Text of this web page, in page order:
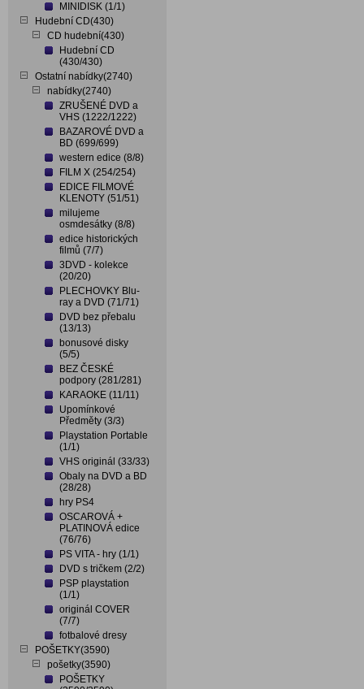
MINIDISK (1/1)
Hudební CD(430)
CD hudební(430)
Hudební CD
(430/430)
Ostatní nabídky(2740)
nabídky(2740)
ZRUŠENÉ DVD a
VHS (1222/1222)
BAZAROVÉ DVD a
BD (699/699)
western edice (8/8)
FILM X (254/254)
EDICE FILMOVÉ
KLENOTY (51/51)
milujeme
osmdesátky (8/8)
edice historických
filmů (7/7)
3DVD - kolekce
(20/20)
PLECHOVKY Blu-
ray a DVD (71/71)
DVD bez přebalu
(13/13)
bonusové disky
(5/5)
BEZ ČESKÉ
podpory (281/281)
KARAOKE (11/11)
Upomínkové
Předměty (3/3)
Playstation Portable
(1/1)
VHS originál (33/33)
Obaly na DVD a BD
(28/28)
hry PS4
OSCAROVÁ +
PLATINOVÁ edice
(76/76)
PS VITA - hry (1/1)
DVD s tričkem (2/2)
PSP playstation
(1/1)
originál COVER
(7/7)
fotbalové dresy
POŠETKY(3590)
pošetky(3590)
POŠETKY